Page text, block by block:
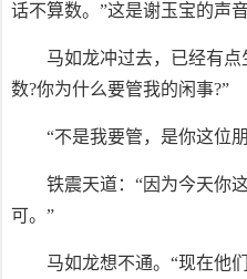
话不算数。”这是谢玉宝的声音
马如龙冲过去，已经有
数?你为什么要管我的闲事?”
“不是我要管，是你这位
铁震天道：“因为今天你
可。”
马如龙想不通。“现在他